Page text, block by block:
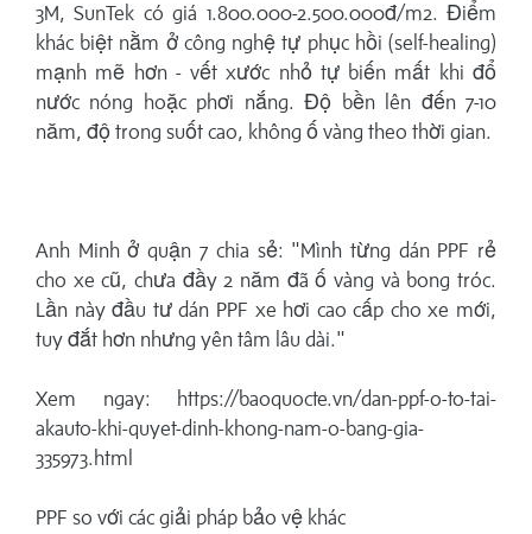
3M, SunTek có giá 1.800.000-2.500.000đ/m2. Điểm
khác biệt nằm ở công nghệ tự phục hồi (self-healing)
mạnh mẽ hơn - vết xước nhỏ tự biến mất khi đổ
nước nóng hoặc phơi nắng. Độ bền lên đến 7-10
năm, độ trong suốt cao, không ố vàng theo thời gian.
Anh Minh ở quận 7 chia sẻ: "Mình từng dán PPF rẻ
cho xe cũ, chưa đầy 2 năm đã ố vàng và bong tróc.
Lần này đầu tư dán PPF xe hơi cao cấp cho xe mới,
tuy đắt hơn nhưng yên tâm lâu dài."
Xem ngay: https://baoquocte.vn/dan-ppf-o-to-tai-
akauto-khi-quyet-dinh-khong-nam-o-bang-gia-
335973.html
PPF so với các giải pháp bảo vệ khác